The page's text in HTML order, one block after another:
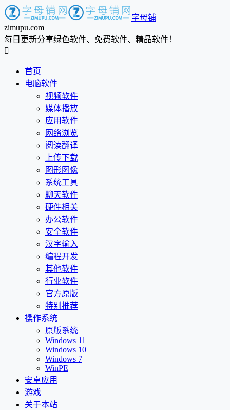
字母铺
zimupu.com
每日更新分享绿色软件、免费软件、精品软件！

首页
电脑软件
视频软件
媒体播放
应用软件
网络浏览
阅读翻译
上传下载
图形图像
系统工具
聊天软件
硬件相关
办公软件
安全软件
汉字输入
编程开发
其他软件
行业软件
官方原版
特别推荐
操作系统
原版系统
Windows 11
Windows 10
Windows 7
WinPE
安卓应用
游戏
关于本站